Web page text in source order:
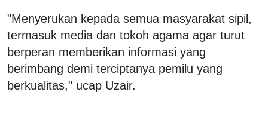
"Menyerukan kepada semua masyarakat sipil,
termasuk media dan tokoh agama agar turut
berperan memberikan informasi yang
berimbang demi terciptanya pemilu yang
berkualitas," ucap Uzair.